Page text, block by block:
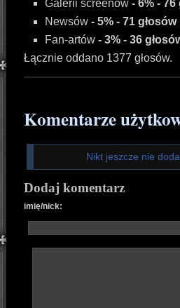
Galerii screenów - 6% - 76
Newsów - 5% - 71 głosów
Fan-artów - 3% - 36
Łącznie oddano 1377 głosów.
Komentarze
Nikt jeszcze nie
Dodaj komentarz
imię/nick: